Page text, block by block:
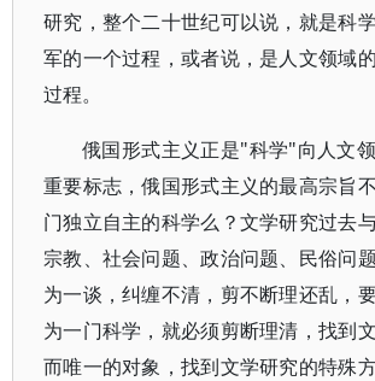
研究，整个二十世纪可以说，就是科
军的一个过程，或者说，是人文领域
过程。
俄国形式主义正是"科学"向人文
重要标志，俄国形式主义的最高宗旨
门独立自主的科学么？文学研究过去与
宗教、社会问题、政治问题、民俗问
为一谈，纠缠不清，剪不断理还乱，
为一门科学，就必须剪断理清，找到
而唯一的对象，找到文学研究的特殊